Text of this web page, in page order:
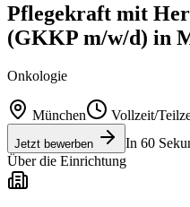
Pflegekraft mit
(GKKP m/w/d) in
Onkologie
München Vollzeit/
Jetzt bewerben
In 60
Über die Einrichtung